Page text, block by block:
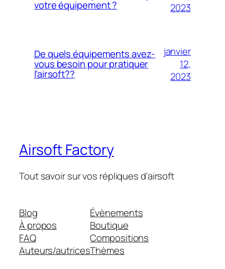
votre équipement ?
2023
De quels équipements avez-
vous besoin pour pratiquer
l’airsoft??
janvier
12,
2023
Airsoft Factory
Tout savoir sur vos répliques d'airsoft
Blog
À propos
FAQ
Auteurs/autrices
Évènements
Boutique
Compositions
Thèmes